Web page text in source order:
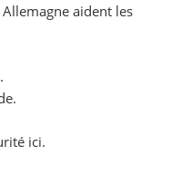
aident les
ici.